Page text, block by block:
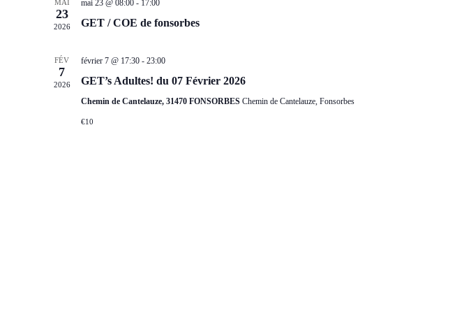
MAI
23
2026
mai 23 @ 08:00- 17:00
GET / COE de fonsorbes
FÉV
7
2026
février 7 @ 17:30- 23:00
GET’s Adultes! du 07 Février 2026
Chemin de Cantelauze, 31470 FONSORBES Chemin de Cantelauze, Fonsorbes
€10